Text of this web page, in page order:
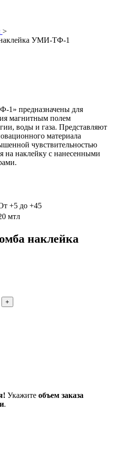
>
УМИ-ТФ-1
предназначены для
магнитным полем
воды и газа. Представляют
материала
чувствительностью
на наклейку с нанесенными
+5 до +45
мтл
наклейка
+
Укажите объем заказа
.